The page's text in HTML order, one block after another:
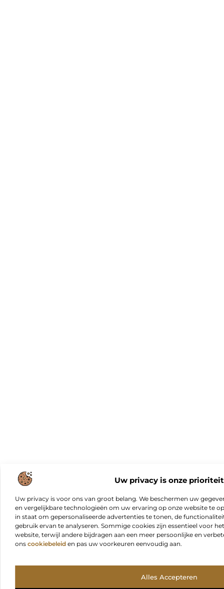
Uw privacy is onze prioriteit
Uw privacy is voor ons van groot belang. We beschermen uw
en vergelijkbare technologieën om uw ervaring op onze website te
in staat om gepersonaliseerde advertenties te tonen, de
gebruik ervan te analyseren. Sommige cookies zijn essentieel voor
website, terwijl andere bijdragen aan een meer persoonlijke en
ons cookiebeleid en pas uw voorkeuren eenvoudig aan.
Alles Accepteren